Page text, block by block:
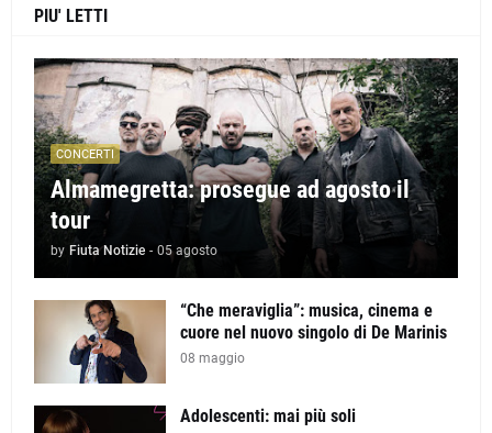
PIU' LETTI
CONCERTI
Almamegretta: prosegue ad agosto il
tour
by Fiuta Notizie - 05 agosto
“Che meraviglia”: musica, cinema e
cuore nel nuovo singolo di De Marinis
08 maggio
Adolescenti: mai più soli